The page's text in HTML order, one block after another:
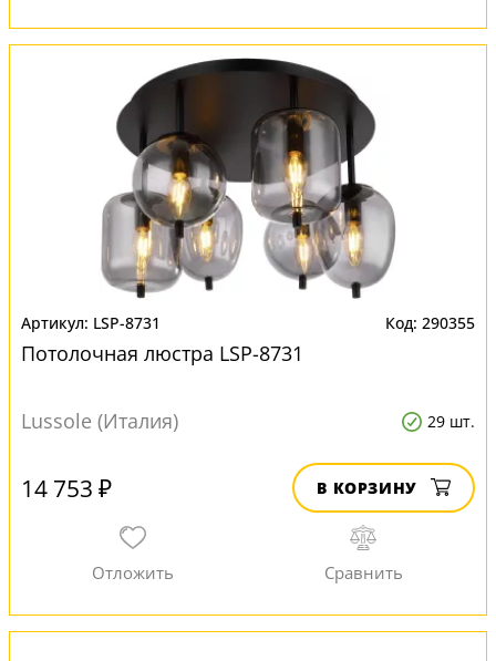
LSP-8731 290355
Потолочная люстра LSP-8731
Lussole (Италия) 29 шт.
14 753 ₽ В КОРЗИНУ